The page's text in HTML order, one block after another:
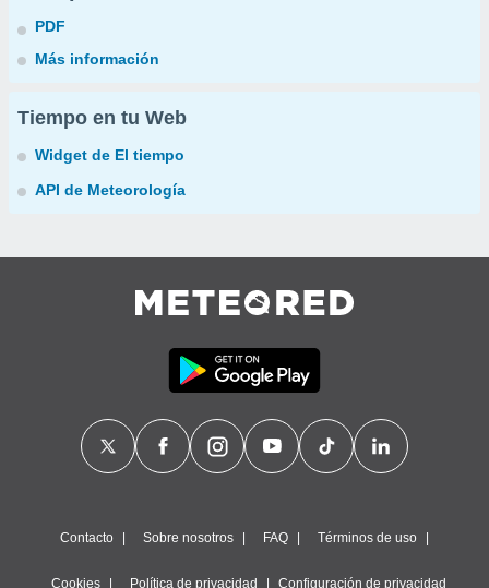
PDF
Más información
Tiempo en tu Web
Widget de El tiempo
API de Meteorología
Contacto Sobre nosotros FAQ Términos de uso
Cookies Política de privacidad Configuración de privacidad